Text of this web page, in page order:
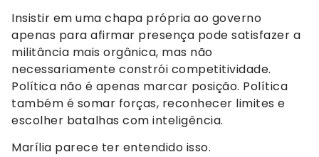
Insistir em uma chapa própria ao governo
apenas para afirmar presença pode satisfazer a
militância mais orgânica, mas não
necessariamente constrói competitividade.
Política não é apenas marcar posição. Política
também é somar forças, reconhecer limites e
escolher batalhas com inteligência.
Marília parece ter entendido isso.